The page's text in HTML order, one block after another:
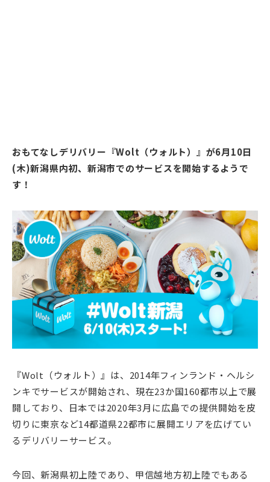
おもてなしデリバリー『Wolt（ウォルト）』が6月10日
(木)新潟県内初、新潟市でのサービスを開始するようで
す！
『Wolt（ウォルト）』は、2014年フィンランド・ヘルシ
ンキでサービスが開始され、現在23か国160都市以上で展
開しており、日本では2020年3月に広島での提供開始を皮
切りに東京など14都道県22都市に展開エリアを広げてい
るデリバリーサービス。
今回、新潟県初上陸であり、甲信越地方初上陸でもある